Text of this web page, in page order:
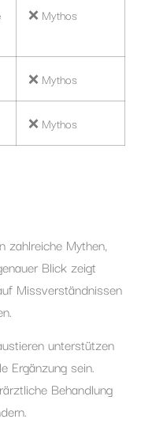
❌ Mythos
❌ Mythos
❌ Mythos
zahlreiche Mythen,
Blick zeigt
Missverständnissen
unterstützen
Ergänzung sein.
Behandlung